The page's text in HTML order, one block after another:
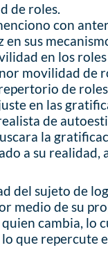
de roles.
con
en sus
en los
movilidad de
de
en las
de
la
a su realidad,
del sujeto de
medio de su
cambia, lo
que repercute